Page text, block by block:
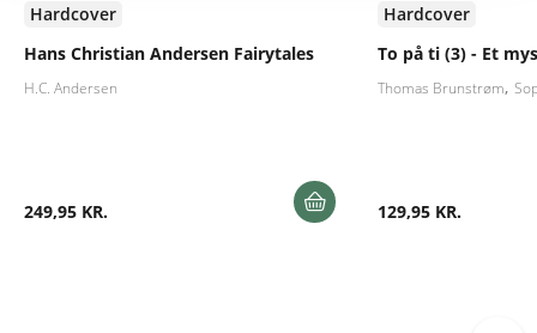
Hardcover
Hans Christian Andersen Fairytales
H.C. Andersen
249,95 KR.
Hardcover
To på ti (3) - Et
Thomas Brunstrøm
129,95 KR.